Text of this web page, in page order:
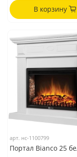
В корзину
арт. нс-1100799
Портал Bianco 25